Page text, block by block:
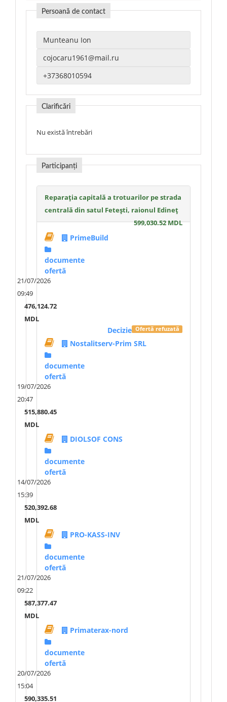
Persoană de contact
Clarificări
Nu există întrebări
Participanți
Reparaţia capitală a trotuarilor pe strada
centrală din satul Feteşti, raionul Edineţ
599,030.52 MDL
PrimeBuild
documente
ofertă
21/07/2026
09:49
476,124.72
MDL
Ofertă refuzată
Decizie
Nostalitserv-Prim SRL
documente
ofertă
19/07/2026
20:47
515,880.45
MDL
DIOLSOF CONS
documente
ofertă
14/07/2026
15:39
520,392.68
MDL
PRO-KASS-INV
documente
ofertă
21/07/2026
09:22
587,377.47
MDL
Primaterax-nord
documente
ofertă
20/07/2026
15:04
590,335.51